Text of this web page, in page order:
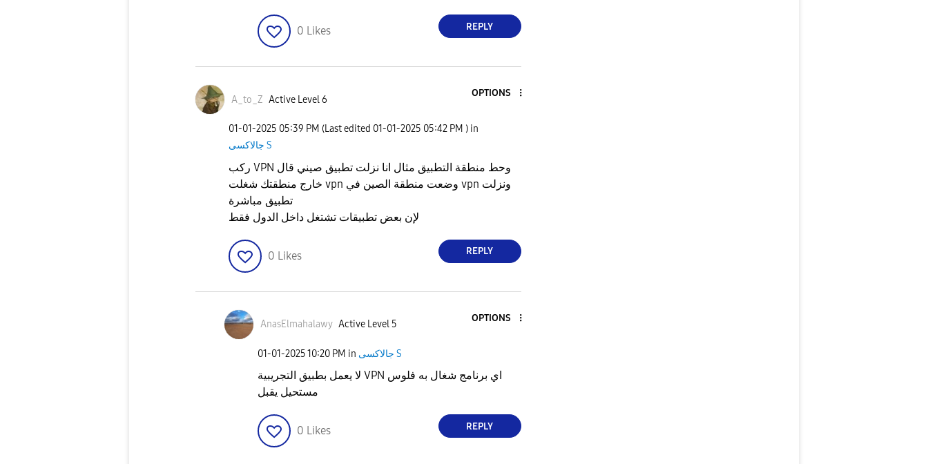
0 Likes REPLY
A_to_Z Active Level 6
OPTIONS
‎01-01-2025 05:39 PM (Last edited ‎01-01-2025 05:42 PM ) in
جالاكسى S
ركب VPN وحط منطقة التطبيق مثال انا نزلت تطبيق صيني قال
خارج منطقتك شغلت vpn وضعت منطقة الصين في vpn ونزلت
تطبيق مباشرة
لإن بعض تطبيقات تشتغل داخل الدول فقط
0 Likes REPLY
AnasElmahalawy Active Level 5
OPTIONS
‎01-01-202510:20 PM in جالاكسى S
لا يعمل بطبيق التجريبية VPN اي برنامج شغال به فلوس
مستحيل يقبل
0 Likes REPLY